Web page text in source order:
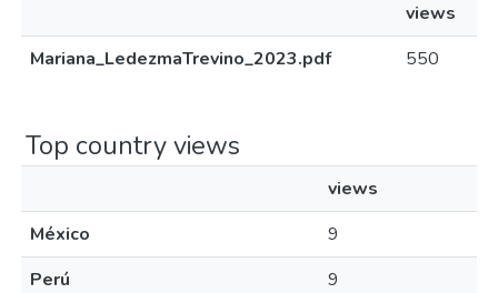
views
Mariana_LedezmaTrevino_2023.pdf
550
Top country views
views
México
9
Perú
9